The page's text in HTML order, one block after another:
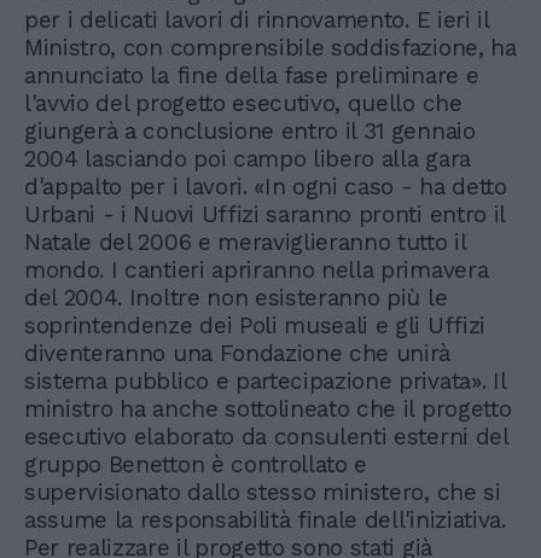
per i delicati lavori di rinnovamento. E ieri il
Ministro, con comprensibile soddisfazione, ha
annunciato la fine della fase preliminare e
l'avvio del progetto esecutivo, quello che
giungerà a conclusione entro il 31 gennaio
2004 lasciando poi campo libero alla gara
d'appalto per i lavori. «In ogni caso - ha detto
Urbani - i Nuovi Uffizi saranno pronti entro il
Natale del 2006 e meraviglieranno tutto il
mondo. I cantieri apriranno nella primavera
del 2004. Inoltre non esisteranno più le
soprintendenze dei Poli museali e gli Uffizi
diventeranno una Fondazione che unirà
sistema pubblico e partecipazione privata». Il
ministro ha anche sottolineato che il progetto
esecutivo elaborato da consulenti esterni del
gruppo Benetton è controllato e
supervisionato dallo stesso ministero, che si
assume la responsabilità finale dell'iniziativa.
Per realizzare il progetto sono stati già